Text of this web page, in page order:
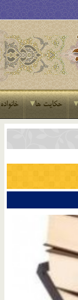
حکایت ها خانواده